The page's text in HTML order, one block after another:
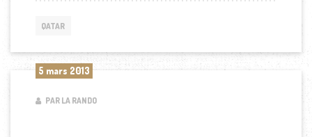
QATAR
5 mars 2013
PAR LA RANDO